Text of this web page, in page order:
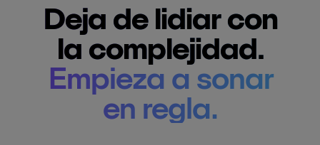
Deja de lidiar con
la complejidad.
Empieza a sonar
en regla.